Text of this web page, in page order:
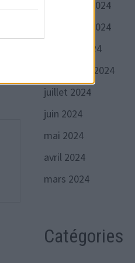
suivante :
à
décembre 2024
novembre 2024
octobre 2024
septembre 2024
juillet 2024
juin 2024
mai 2024
avril 2024
mars 2024
Catégories